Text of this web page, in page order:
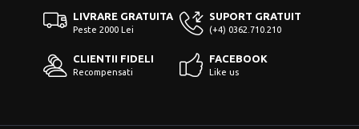
LIVRARE GRATUITA
Peste 2000 Lei
SUPORT GRATUIT
(+4) 0362.710.210
CLIENTII FIDELI
Recompensati
FACEBOOK
Like us